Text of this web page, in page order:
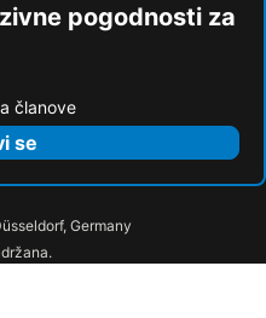
pogodnosti za
članove
se
Germany